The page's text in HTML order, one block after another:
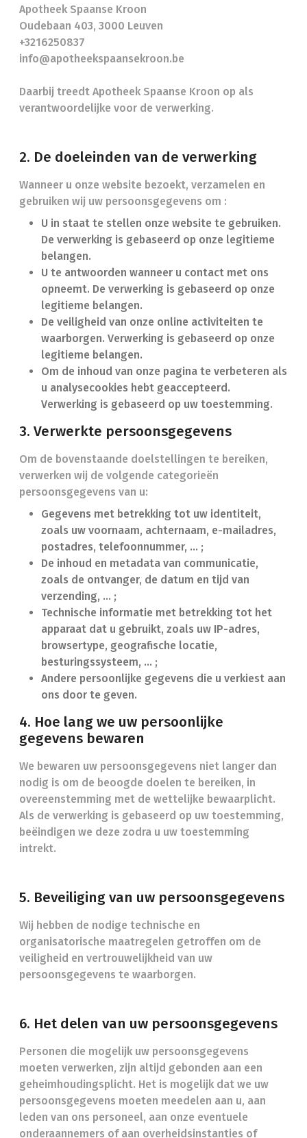
Apotheek Spaanse Kroon
Oudebaan 403, 3000 Leuven
+3216250837
info@apotheekspaansekroon.be
Daarbij treedt Apotheek Spaanse Kroon op als
verantwoordelijke voor de verwerking.
2. De doeleinden van de verwerking
Wanneer u onze website bezoekt, verzamelen en
gebruiken wij uw persoonsgegevens om :
U in staat te stellen onze website te gebruiken.
De verwerking is gebaseerd op onze legitieme
belangen.
U te antwoorden wanneer u contact met ons
opneemt. De verwerking is gebaseerd op onze
legitieme belangen.
De veiligheid van onze online activiteiten te
waarborgen. Verwerking is gebaseerd op onze
legitieme belangen.
Om de inhoud van onze pagina te verbeteren als
u analysecookies hebt geaccepteerd.
Verwerking is gebaseerd op uw toestemming.
3. Verwerkte persoonsgegevens
Om de bovenstaande doelstellingen te bereiken,
verwerken wij de volgende categorieën
persoonsgegevens van u:
Gegevens met betrekking tot uw identiteit,
zoals uw voornaam, achternaam, e-mailadres,
postadres, telefoonnummer, ... ;
De inhoud en metadata van communicatie,
zoals de ontvanger, de datum en tijd van
verzending, … ;
Technische informatie met betrekking tot het
apparaat dat u gebruikt, zoals uw IP-adres,
browsertype, geografische locatie,
besturingssysteem, … ;
Andere persoonlijke gegevens die u verkiest aan
ons door te geven.
4. Hoe lang we uw persoonlijke
gegevens bewaren
We bewaren uw persoonsgegevens niet langer dan
nodig is om de beoogde doelen te bereiken, in
overeenstemming met de wettelijke bewaarplicht.
Als de verwerking is gebaseerd op uw toestemming,
beëindigen we deze zodra u uw toestemming
intrekt.
5. Beveiliging van uw persoonsgegevens
Wij hebben de nodige technische en
organisatorische maatregelen getroffen om de
veiligheid en vertrouwelijkheid van uw
persoonsgegevens te waarborgen.
6. Het delen van uw persoonsgegevens
Personen die mogelijk uw persoonsgegevens
moeten verwerken, zijn altijd gebonden aan een
geheimhoudingsplicht. Het is mogelijk dat we uw
persoonsgegevens moeten meedelen aan u, aan
leden van ons personeel, aan onze eventuele
onderaannemers of aan overheidsinstanties of